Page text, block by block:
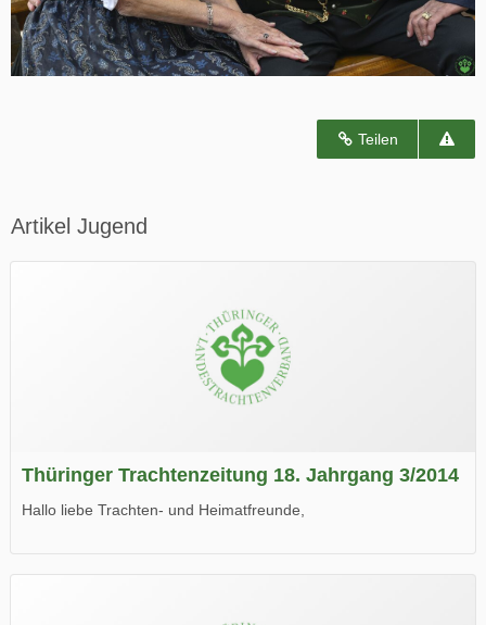
Teilen
Artikel Jugend
Thüringer Trachtenzeitung 18. Jahrgang 3/2014
Hallo liebe Trachten- und Heimatfreunde,
Wir wünschen Euch viel Spaß beim Lesen.